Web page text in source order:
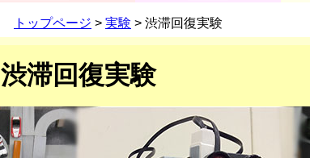
トップページ 実験 渋滞回復実験
渋滞回復実験